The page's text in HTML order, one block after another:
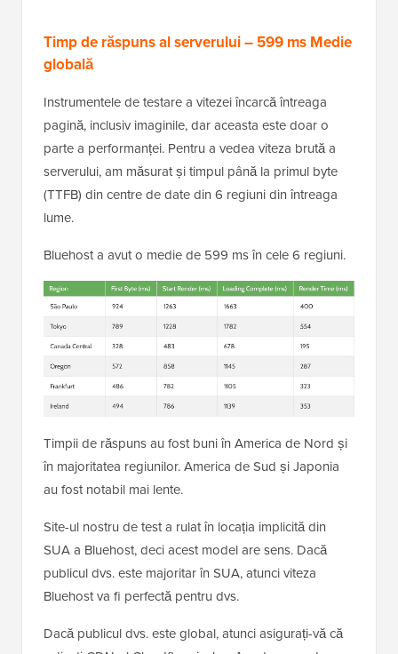
Timp de răspuns al serverului – 599 ms Medie
globală
Instrumentele de testare a vitezei încarcă întreaga
pagină, inclusiv imaginile, dar aceasta este doar o
parte a performanței. Pentru a vedea viteza brută a
serverului, am măsurat și timpul până la primul byte
(TTFB) din centre de date din 6 regiuni din întreaga
lume.
Bluehost a avut o medie de 599 ms în cele 6 regiuni.
Timpii de răspuns au fost buni în America de Nord și
în majoritatea regiunilor. America de Sud și Japonia
au fost notabil mai lente.
Site-ul nostru de test a rulat în locația implicită din
SUA a Bluehost, deci acest model are sens. Dacă
publicul dvs. este majoritar în SUA, atunci viteza
Bluehost va fi perfectă pentru dvs.
Dacă publicul dvs. este global, atunci asigurați-vă că